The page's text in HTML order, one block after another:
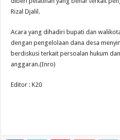
Rizal Djalil.
Acara yang dihadiri bupati dan
dengan pengelolaan dana desa
berdiskusi terkait persoalan hukum
anggaran.(Inro)
Editor : K20